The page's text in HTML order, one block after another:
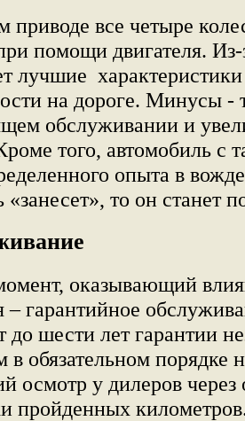
все четыре
помощи двигателя. Из-
лучшие
на дороге. Минусы -
обслуживании и
того, автомобиль с
опыта в
«занесет», то он станет
оказывающий
– гарантийное
до шести лет гарантии
в обязательном порядке
осмотр у дилеров
пройденных